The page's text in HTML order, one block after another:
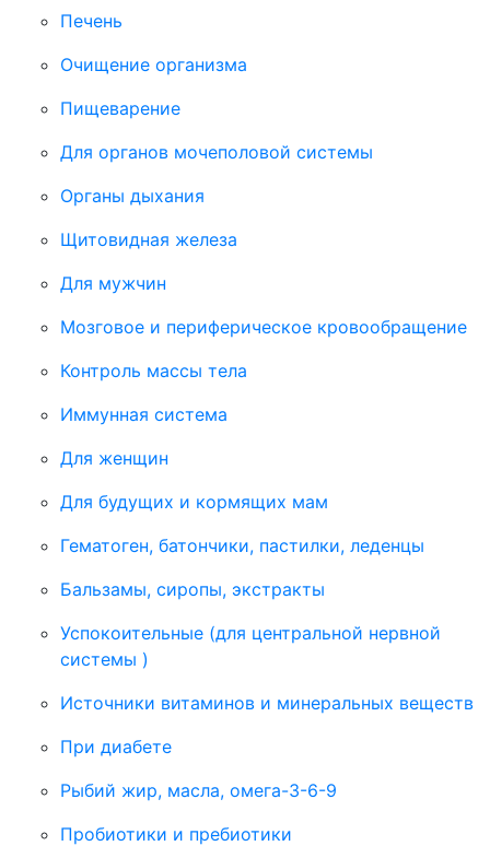
Печень
Очищение организма
Пищеварение
Для органов мочеполовой системы
Органы дыхания
Щитовидная железа
Для мужчин
Мозговое и периферическое кровообращение
Контроль массы тела
Иммунная система
Для женщин
Для будущих и кормящих мам
Гематоген, батончики, пастилки, леденцы
Бальзамы, сиропы, экстракты
Успокоительные (для центральной нервной
системы )
Источники витаминов и минеральных веществ
При диабете
Рыбий жир, масла, омега-3-6-9
Пробиотики и пребиотики